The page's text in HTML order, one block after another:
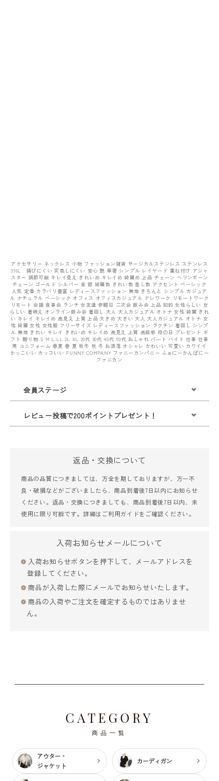
アクセサリー ネックレス 小物 ファッション雑貨 サージカルステンレス ステンレス
316L 錆びにくい 変色しにくい 安心 艶 華奢 シンプル レイヤード 重ね付け アジャ
スター 調節可能 キレイ見え きれいめ キレイめ 綺麗め 上品 チェーン ヘリンボーン
チェーン ゴールド シルバー 金 銀 綺麗色 きれい色 差し色 アクセント ベーシック
人気 定番 カラバリ豊富 レディースファッション 無地 きちんと シンプル カジュア
ル ナチュラル ベーシック オフィス オフィスカジュアル テレワーク リモートワーク
リモート 会議 食事会 ランチ 女友達 参観日 二次会 飲み会 上品 知的 女性らしい 女
らしい 着映え オンライン飲み会 着回し 大人 大人カジュアル オトナ 女性 綺麗 きれ
い キレイ キレイめ 高見え 上質 上品 大きめ 大きい 大人 大人カジュアル オトナ 女
性 綺麗 女性 女性服 フリーサイズ レディースファッション ラクチン 着回し シンプ
ル 無地 きれい キレイ きれいめ キレイめ 高見え 上質 高級感 母の日 プレゼント ギ
フト 贈り物 S M L LL 2L XL 20代 30代 40代 50代 おしゃれ パ―ト バイト 仕事 仕事
用 ユニフォーム 春夏 春 夏 秋冬 秋 冬 お洒落 オシャレ かわいい 可愛い カワイイ
かっこいい カッコいい FUNNY COMPANY ファニーカンパニー ふぁにーかんぱにー
ファニカン
会員ステージ
レビュー投稿で200ポイントプレゼント！
返品・交換について
商品の品質につきましては、万全を期しておりますが、万一不
良・破損などがございましたら、商品到着後7日以内にお知らせ
ください。返品・交換につきましても、商品到着後7日以内、未
使用に限り可能です。詳細は ご利用ガイドをご確認ください。
入荷お知らせメールについて
入荷お知らせボタンを押下して、メールアドレスを
登録してください。
商品が入荷した際にメールでお知らせいたします。
商品の入荷やご注文を確定するものではありませ
ん。
CATEGORY
商品一覧
アウター・
ジャケット
カーディガン